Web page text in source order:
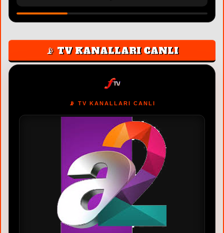
📡 TV KANALLARI CANLI
📡 TV KANALLARI CANLI